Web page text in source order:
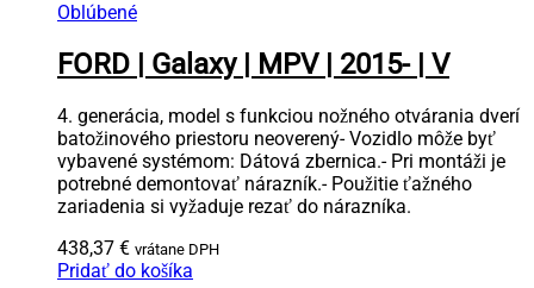
Oblúbené
FORD | Galaxy | MPV | 2015- | V
4. generácia, model s funkciou nožného otvárania dverí
batožinového priestoru neoverený- Vozidlo môže byť
vybavené systémom: Dátová zbernica.- Pri montáži je
potrebné demontovať nárazník.- Použitie ťažného
zariadenia si vyžaduje rezať do nárazníka.
438,37 € vrátane DPH
Pridať do košíka